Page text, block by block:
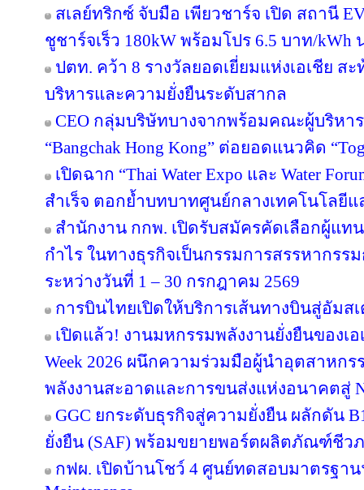
สเลย์ทริกซ์ จับมือ เพียวชาร์จ เปิด สถานี
ชูชาร์จเร็ว 180kW พร้อมโปร 6.5 บาท/kWh
ปตท. คว้า 8 รางวัลยอดเยี่ยมแห่งเอเชีย
บริหารและความยั่งยืนระดับสากล
CEO กลุ่มบริษัทบางจากพร้อมคณะผู้บริหา
“Bangchak Hong Kong” ต่อยอดแนวคิด
เปิดฉาก “Thai Water Expo และ Water
สำเร็จ ตอกย้ำบทบาทศูนย์กลางเทคโนโล
สำนักงาน กกพ. เปิดรับสมัครคัดเลือกผู้แท
กำไร ในทางธุรกิจเป็นกรรมการสรรหากรร
ระหว่างวันที่ 1 – 30 กรกฎาคม 2569
การบินไทยเปิดให้บริการเส้นทางบินสู่อัมส
เปิดแล้ว! งานมหกรรมพลังงานยั่งยืนของเอเ
Week 2026 ผนึกความร่วมมือผู้นำอุตสาหก
พลังงานสะอาดและการขนส่งแห่งอนาคตสู่
GGC ยกระดับธุรกิจสู่ความยั่งยืน ผลักดัน
ยั่งยืน (SAF) พร้อมขยายพอร์ตผลิตภัณฑ์ชีว
กฟผ. เปิดบ้านโชว์ 4 ศูนย์ทดสอบมาตรฐาน